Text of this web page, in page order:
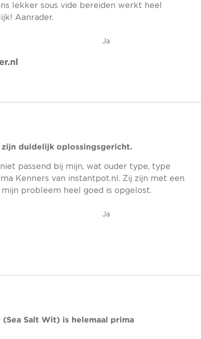
lekker sous vide bereiden werkt heel
Aanrader.
Ja
duidelijk oplossingsgericht.
passend bij mijn, wat ouder type, type
Kenners van instantpot.nl. Zij zijn met een
probleem heel goed is opgelost.
Ja
Salt Wit) is helemaal prima